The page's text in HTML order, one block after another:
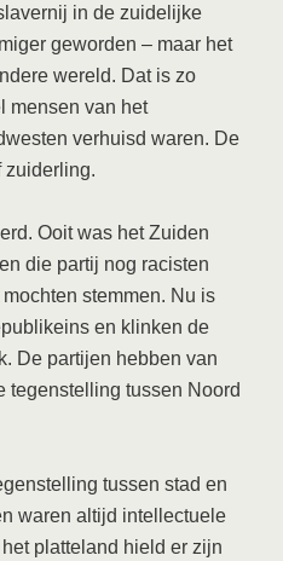
in de zuidelijke
geworden – maar het
wereld. Dat is zo
mensen van het
verhuisd waren. De
zuiderling.
Ooit was het Zuiden
die partij nog racisten
stemmen. Nu is
en klinken de
De partijen hebben van
tegenstelling tussen Noord
tussen stad en
waren altijd intellectuele
platteland hield er zijn